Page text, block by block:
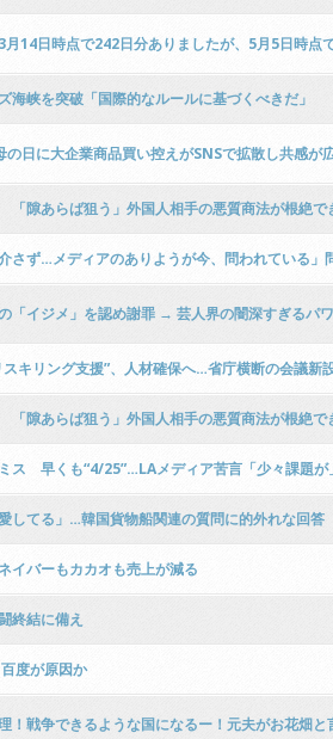
月14日時点で242日分ありましたが、5月5日時
峡を突破「国際的なルールに基づくべきだ」
日に大企業商品買い控えがSNSで拡散し共感
隙あらば狙う」外国人相手の悪質商法が根絶で
さず…メディアのありようが今、問われている」
「イジメ」を認め謝罪 → 芸人界の闇深すぎる
キリング支援”、人材確保へ…省庁横断の会議新
隙あらば狙う」外国人相手の悪質商法が根絶で
ミス 早くも“4/25”…LAメディア苦言「少々課題
してる」…韓国貨物船関連の質問に的外れな回答
イバーもカカオも売上が減る
終結に備え
度が原因か
！戦争できるような国になるー！元夫がお花